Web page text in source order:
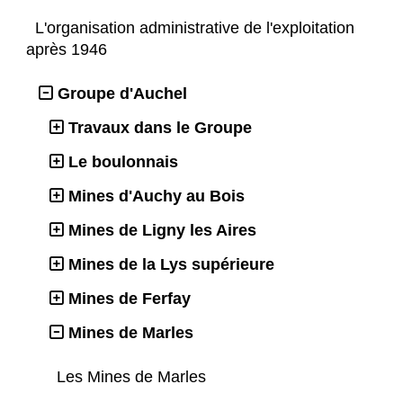
L'organisation administrative de l'exploitation
après 1946
Groupe d'Auchel
Travaux dans le Groupe
Le boulonnais
Mines d'Auchy au Bois
Mines de Ligny les Aires
Mines de la Lys supérieure
Mines de Ferfay
Mines de Marles
Les Mines de Marles